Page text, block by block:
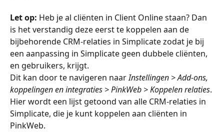
Let op: Heb je al cliënten in Client Online staan? Dan
is het verstandig deze eerst te koppelen aan de
bijbehorende CRM-relaties in Simplicate zodat je bij
een aanpassing in Simplicate geen dubbele cliënten,
en gebruikers, krijgt.
Dit kan door te navigeren naar Instellingen > Add-ons,
koppelingen en integraties > PinkWeb > Koppelen relaties.
Hier wordt een lijst getoond van alle CRM-relaties in
Simplicate, die je kunt koppelen aan cliënten in
PinkWeb.